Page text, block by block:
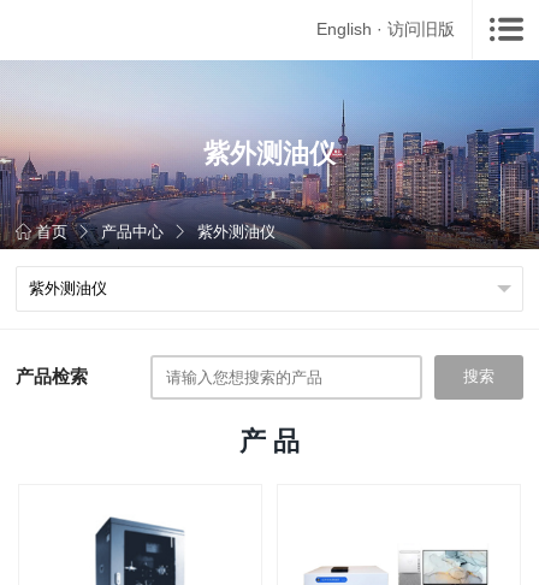
English · 访问旧版
紫外测油仪
首页 产品中心 紫外测油仪
产品检索 搜索
产 品